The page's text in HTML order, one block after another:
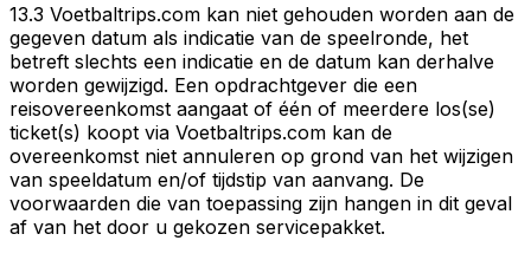
13.3 Voetbaltrips.com kan niet gehouden worden aan de
gegeven datum als indicatie van de speelronde, het
betreft slechts een indicatie en de datum kan derhalve
worden gewijzigd. Een opdrachtgever die een
reisovereenkomst aangaat of één of meerdere los(se)
ticket(s) koopt via Voetbaltrips.com kan de
overeenkomst niet annuleren op grond van het wijzigen
van speeldatum en/of tijdstip van aanvang. De
voorwaarden die van toepassing zijn hangen in dit geval
af van het door u gekozen servicepakket.